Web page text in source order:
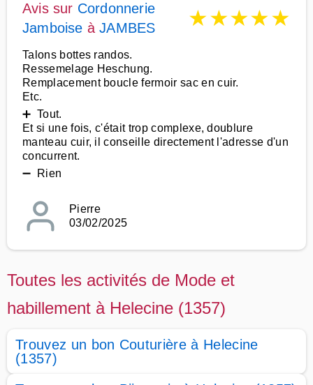
Avis sur Cordonnerie
Jamboise àJAMBES ★★★★★
Talons bottes randos.
Ressemelage Heschung.
Remplacement boucle fermoir sac en cuir.
Etc.
➕ Tout.
Et si une fois, c'était trop complexe, doublure
manteau cuir, il conseille directement l'adresse d'un
concurrent.
➖ Rien
Pierre
03/02/2025
Toutes les activités de Mode et
habillement à Helecine (1357)
Trouvez un bon Couturière à Helecine
(1357)